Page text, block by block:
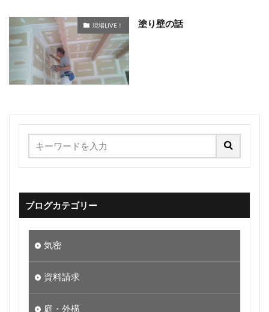
現場LIVE！ 塗り壁の話
ブログカテゴリー
気密
資料請求
庭・外構